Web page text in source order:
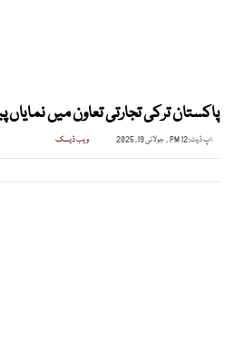
پاکستان ترکی تجارتی تعاون میں
اپ ڈیٹ:12 PM , جولائی 19, 2025 ویب ڈیسک